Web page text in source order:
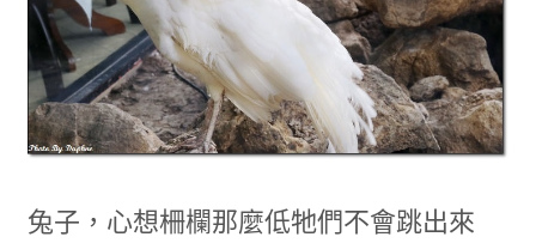
兔子，心想柵欄那麼低牠們不會跳出來